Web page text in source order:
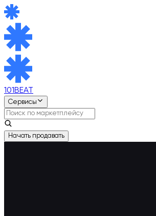
101BEAT
Сервисы
Начать продавать